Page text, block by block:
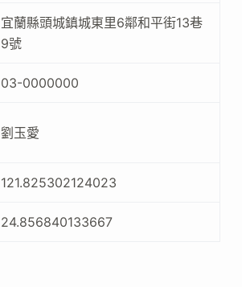
宜蘭縣頭城鎮城東里6鄰和平街13巷
9號
03-0000000
劉玉愛
121.825302124023
24.856840133667